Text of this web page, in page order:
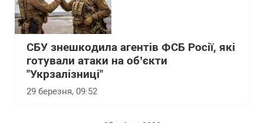
СБУ знешкодила агентів ФСБ Росії, які
готували атаки на об’єкти
"Укрзалізниці"
29 березня, 09:52